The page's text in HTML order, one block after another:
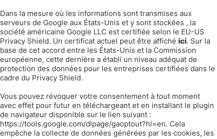
Dans la mesure où les informations sont transmises aux
serveurs de Google aux États-Unis et y sont stockées , la
société américaine Google LLC est certifiée selon le EU-US
Privacy Shield. Un certificat actuel peut être affiché ici. Sur la
base de cet accord entre les États-Unis et la Commission
européenne, cette dernière a établi un niveau adéquat de
protection des données pour les entreprises certifiées dans le
cadre du Privacy Shield.
Vous pouvez révoquer votre consentement à tout moment
avec effet pour futur en téléchargeant et en installant le plugin
de navigateur disponible sur le lien suivant :
https://tools.google.com/dlpage/gaoptout?hl=en. Cela
empêche la collecte de données générées par les cookies, les